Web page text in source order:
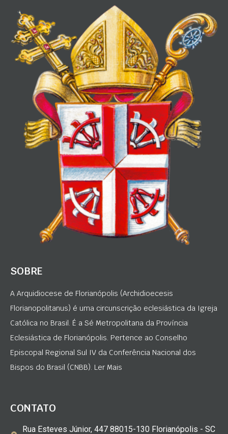
SOBRE
A Arquidiocese de Florianópolis (Archidioecesis
Florianopolitanus) é uma circunscrição eclesiástica da Igreja
Católica no Brasil. É a Sé Metropolitana da Província
Eclesiástica de Florianópolis. Pertence ao Conselho
Episcopal Regional Sul IV da Conferência Nacional dos
Bispos do Brasil (CNBB). Ler Mais
CONTATO
Rua Esteves Júnior, 447 88015-130 Florianópolis - SC